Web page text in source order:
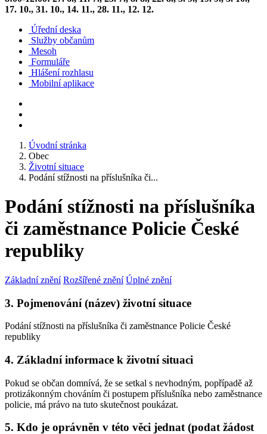
17. 10., 31. 10., 14. 11., 28. 11., 12. 12.
Úřední deska
Služby občanům
Mesoh
Formuláře
Hlášení rozhlasu
Mobilní aplikace
Úvodní stránka
Obec
Životní situace
Podání stížnosti na příslušníka či...
Podání stížnosti na příslušníka
či zaměstnance Policie České
republiky
Základní znění Rozšířené znění Úplné znění
3. Pojmenování (název) životní situace
Podání stížnosti na příslušníka či zaměstnance Policie České
republiky
4. Základní informace k životní situaci
Pokud se občan domnívá, že se setkal s nevhodným, popřípadě až
protizákonným chováním či postupem příslušníka nebo zaměstnance
policie, má právo na tuto skutečnost poukázat.
5. Kdo je oprávněn v této věci jednat (podat žádost